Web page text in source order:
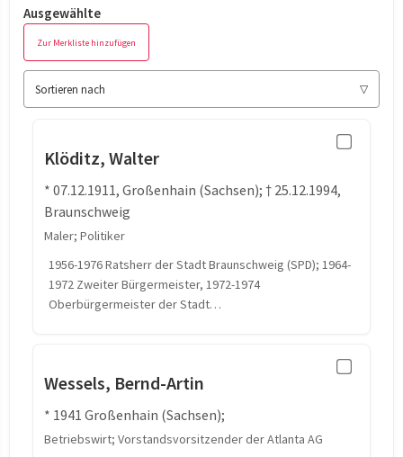
Ausgewählte
Zur Merkliste hinzufügen
Sortieren nach
Klöditz, Walter
* 07.12.1911, Großenhain (Sachsen); † 25.12.1994,
Braunschweig
Maler; Politiker
1956-1976 Ratsherr der Stadt Braunschweig (SPD); 1964-
1972 Zweiter Bürgermeister, 1972-1974
Oberbürgermeister der Stadt…
Wessels, Bernd-Artin
* 1941 Großenhain (Sachsen);
Betriebswirt; Vorstandsvorsitzender der Atlanta AG